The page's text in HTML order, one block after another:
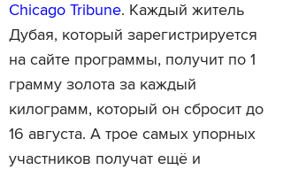
Chicago Tribune. Каждый житель
Дубая, который зарегистрируется
на сайте программы, получит по 1
грамму золота за каждый
килограмм, который он сбросит до
16 августа. А трое самых упорных
участников получат ещё и